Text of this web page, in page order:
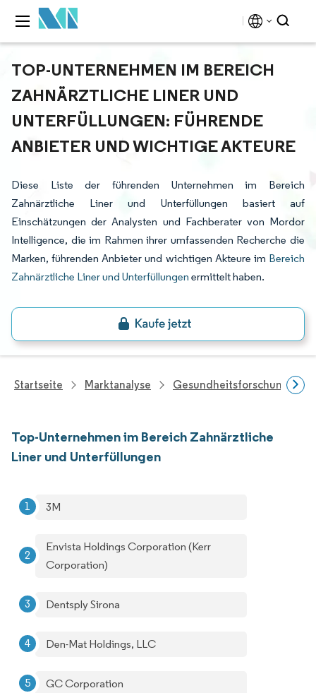
TOP-UNTERNEHMEN IM BEREICH
ZAHNÄRZTLICHE LINER UND
UNTERFÜLLUNGEN: FÜHRENDE
ANBIETER UND WICHTIGE AKTEURE
Diese Liste der führenden Unternehmen im Bereich
Zahnärztliche Liner und Unterfüllungen basiert auf
Einschätzungen der Analysten und Fachberater von Mordor
Intelligence, die im Rahmen ihrer umfassenden Recherche die
Marken, führenden Anbieter und wichtigen Akteure im Bereich
Zahnärztliche Liner und Unterfüllungen ermittelt haben.
Startseite Marktanalyse Gesundheitsforschung
Top-Unternehmen im Bereich Zahnärztliche
Liner und Unterfüllungen
3M
Envista Holdings Corporation (Kerr
Corporation)
Dentsply Sirona
Den-Mat Holdings, LLC
GC Corporation